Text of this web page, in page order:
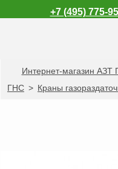
+7 (495) 775-
КАТАЛОГ ПРОДУКЦИИ
Топливораздаточные
Интернет-магазин АЗТ
ГНС > Краны